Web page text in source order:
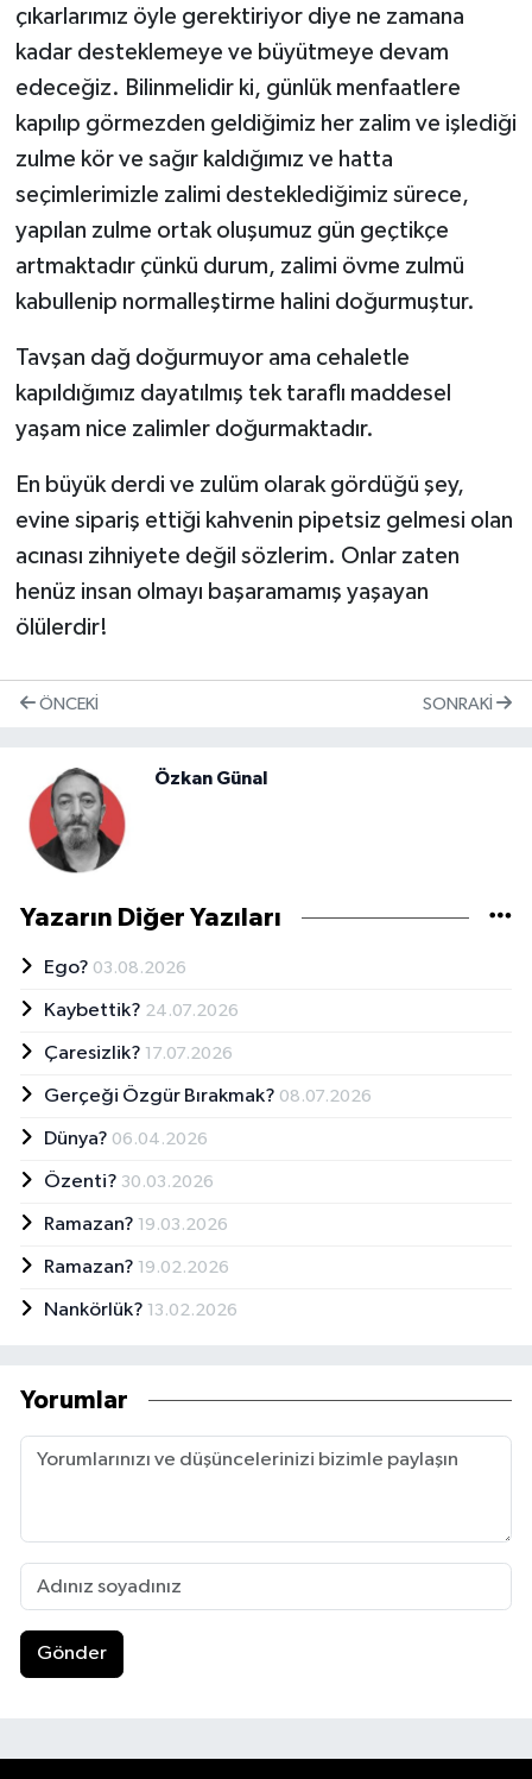
çıkarlarımız öyle gerektiriyor diye ne zamana
kadar desteklemeye ve büyütmeye devam
edeceğiz. Bilinmelidir ki, günlük menfaatlere
kapılıp görmezden geldiğimiz her zalim ve işlediği
zulme kör ve sağır kaldığımız ve hatta
seçimlerimizle zalimi desteklediğimiz sürece,
yapılan zulme ortak oluşumuz gün geçtikçe
artmaktadır çünkü durum, zalimi övme zulmü
kabullenip normalleştirme halini doğurmuştur.
Tavşan dağ doğurmuyor ama cehaletle
kapıldığımız dayatılmış tek taraflı maddesel
yaşam nice zalimler doğurmaktadır.
En büyük derdi ve zulüm olarak gördüğü şey,
evine sipariş ettiği kahvenin pipetsiz gelmesi olan
acınası zihniyete değil sözlerim. Onlar zaten
henüz insan olmayı başaramamış yaşayan
ölülerdir!
ÖNCEKI SONRAKI
Özkan Günal
Yazarın Diğer Yazıları
Ego? 03.08.2026
Kaybettik? 24.07.2026
Çaresizlik? 17.07.2026
Gerçeği Özgür Bırakmak? 08.07.2026
Dünya? 06.04.2026
Özenti? 30.03.2026
Ramazan? 19.03.2026
Ramazan? 19.02.2026
Nankörlük? 13.02.2026
Yorumlar
Gönder